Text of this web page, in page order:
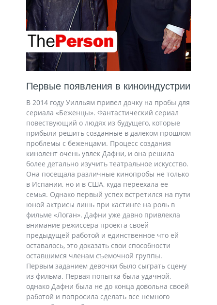
Первые появления в киноиндустрии
В 2014 году Уилльям привел дочку на пробы для
сериала «Беженцы». Фантастический сериал
повествующий о людях из будущего, которые
прибыли решить созданные в далеком прошлом
проблемы с беженцами. Процесс создания
кинолент очень увлек Дафни, и она решила
более детально изучить театральное искусство.
Она посещала различные кинопробы не только
в Испании, но и в США, куда переехала ее
семья. Однако первый успех встретился на пути
юной актрисы лишь при кастинге на роль в
фильме «Логан». Дафни уже давно привлекла
внимание режиссёра проекта своей
предыдущей работой и единственное что ей
оставалось, это доказать свои способности
оставшимся членам съемочной группы.
Первым заданием девочки было сыграть сцену
из фильма. Первая попытка была удачной,
однако Дафни была не до конца довольна своей
работой и попросила сделать все немного